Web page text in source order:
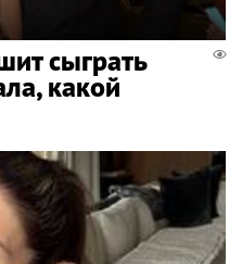
сыграть
какой